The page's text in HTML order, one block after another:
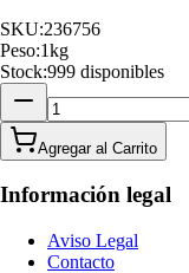
SKU:236756
Peso:1kg
Stock:999 disponibles
Agregar al Carrito
Información legal
Aviso Legal
Contacto